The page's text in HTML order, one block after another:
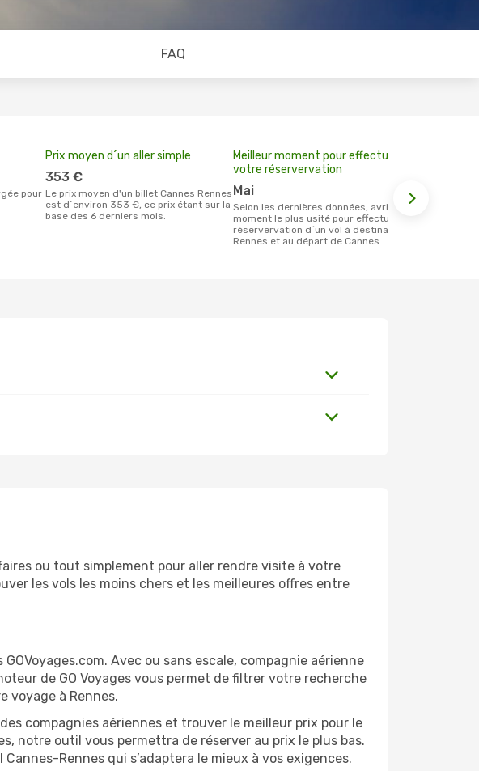
FAQ
Prix moyen d´un aller simple
353 €
Le prix moyen d'un billet Cannes Rennes
est d´environ 353 €, ce prix étant sur la
base des 6 derniers mois.
Meilleur moment pour effectuer
votre réservervation
mai
Selon les dernières données, avril est le
moment le plus usité pour effectuer la
réservervation d´un vol à destination de
Rennes et au départ de Cannes
ou tout simplement pour aller rendre visite à votre
les vols les moins chers et les meilleures offres entre
Avec ou sans escale, compagnie aérienne
de GO Voyages vous permet de filtrer votre recherche
voyage à Rennes.
compagnies aériennes et trouver le meilleur prix pour le
notre outil vous permettra de réserver au prix le plus bas.
Rennes qui s’adaptera le mieux à vos exigences.